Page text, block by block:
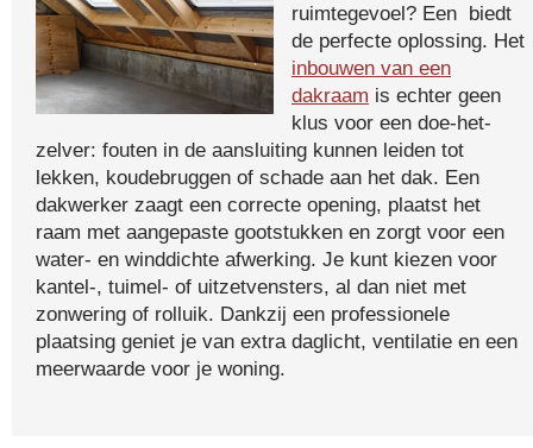
ruimtegevoel? Een biedt
de perfecte oplossing. Het
inbouwen van een
dakraam is echter geen
klus voor een doe-het-
zelver: fouten in de aansluiting kunnen leiden tot
lekken, koudebruggen of schade aan het dak. Een
dakwerker zaagt een correcte opening, plaatst het
raam met aangepaste gootstukken en zorgt voor een
water- en winddichte afwerking. Je kunt kiezen voor
kantel-, tuimel- of uitzetvensters, al dan niet met
zonwering of rolluik. Dankzij een professionele
plaatsing geniet je van extra daglicht, ventilatie en een
meerwaarde voor je woning.